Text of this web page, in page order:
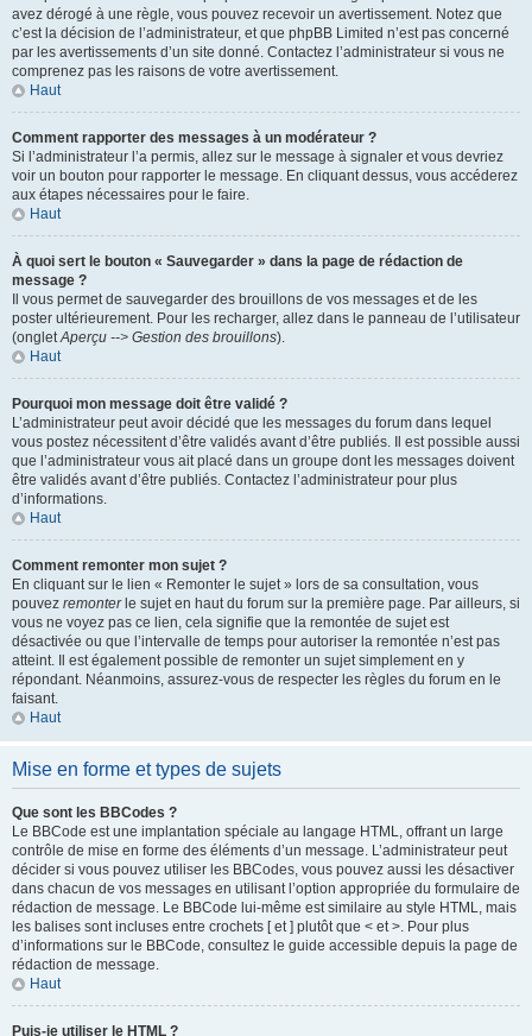
avez dérogé à une règle, vous pouvez recevoir un avertissement. Notez que
c’est la décision de l’administrateur, et que phpBB Limited n’est pas concerné
par les avertissements d’un site donné. Contactez l’administrateur si vous ne
comprenez pas les raisons de votre avertissement.
Haut
Comment rapporter des messages à un modérateur ?
Si l’administrateur l’a permis, allez sur le message à signaler et vous devriez
voir un bouton pour rapporter le message. En cliquant dessus, vous accéderez
aux étapes nécessaires pour le faire.
Haut
À quoi sert le bouton « Sauvegarder » dans la page de rédaction de
message ?
Il vous permet de sauvegarder des brouillons de vos messages et de les
poster ultérieurement. Pour les recharger, allez dans le panneau de l’utilisateur
(ongletAperçu --> Gestion des brouillons).
Haut
Pourquoi mon message doit être validé ?
L’administrateur peut avoir décidé que les messages du forum dans lequel
vous postez nécessitent d’être validés avant d’être publiés. Il est possible aussi
que l’administrateur vous ait placé dans un groupe dont les messages doivent
être validés avant d’être publiés. Contactez l’administrateur pour plus
d’informations.
Haut
Comment remonter mon sujet ?
En cliquant sur le lien « Remonter le sujet » lors de sa consultation, vous
pouvez remonterle sujet en haut du forum sur la première page. Par ailleurs, si
vous ne voyez pas ce lien, cela signifie que la remontée de sujet est
désactivée ou que l’intervalle de temps pour autoriser la remontée n’est pas
atteint. Il est également possible de remonter un sujet simplement en y
répondant. Néanmoins, assurez-vous de respecter les règles du forum en le
faisant.
Haut
Mise en forme et types de sujets
Que sont les BBCodes ?
Le BBCode est une implantation spéciale au langage HTML, offrant un large
contrôle de mise en forme des éléments d’un message. L’administrateur peut
décider si vous pouvez utiliser les BBCodes, vous pouvez aussi les désactiver
dans chacun de vos messages en utilisant l’option appropriée du formulaire de
rédaction de message. Le BBCode lui-même est similaire au style HTML, mais
les balises sont incluses entre crochets [ et ] plutôt que < et >. Pour plus
d’informations sur le BBCode, consultez le guide accessible depuis la page de
rédaction de message.
Haut
Puis-je utiliser le HTML ?